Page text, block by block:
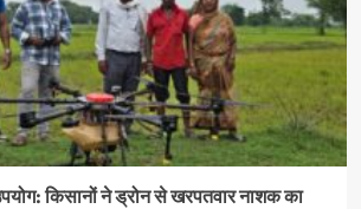
किसानों ने ड्रोन से खरपतवार नाशक का